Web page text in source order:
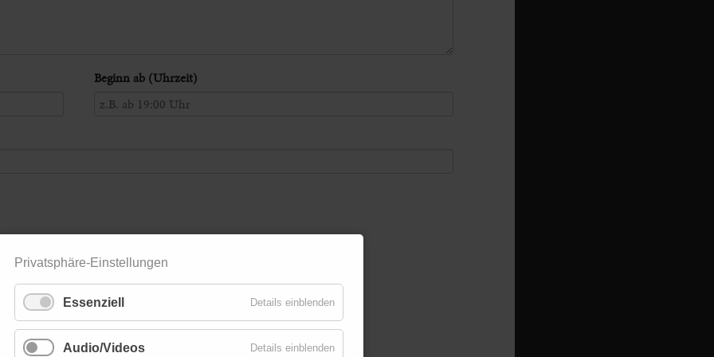
Beginn ab (Uhrzeit)
Privatsphäre-Einstellungen
Essenziell Details einblenden
Audio/Videos Details einblenden